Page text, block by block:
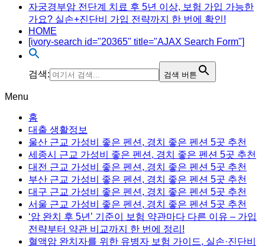
자궁경부암 전단계 치료 후 5년 이상, 보험 가입 가능한
가요? 실손+진단비 가입 전략까지 한 번에 확인!
HOME
[ivory-search id="20365" title="AJAX Search Form"]
검색: 검색 버튼
Menu
홈
대출 생활정보
울산 근교 가성비 좋은 펜션, 경치 좋은 펜션 5곳 추천
세종시 근교 가성비 좋은 펜션, 경치 좋은 펜션 5곳 추천
대전 근교 가성비 좋은 펜션, 경치 좋은 펜션 5곳 추천
부산 근교 가성비 좋은 펜션, 경치 좋은 펜션 5곳 추천
대구 근교 가성비 좋은 펜션, 경치 좋은 펜션 5곳 추천
서울 근교 가성비 좋은 펜션, 경치 좋은 펜션 5곳 추천
‘암 완치 후 5년’ 기준이 보험 약관마다 다른 이유 – 가입
전략부터 약관 비교까지 한 번에 정리!
혈액암 완치자를 위한 유병자 보험 가이드, 실손·진단비